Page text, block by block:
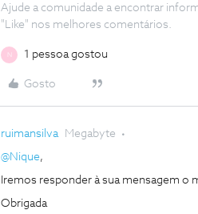
Ajude a comunidade a encontrar
"Like" nos melhores comentários.
N 1 pessoa gostou
Gosto
ruimansilva Megabyte
@Nique,
Iremos responder à sua mensagem o
Obrigada